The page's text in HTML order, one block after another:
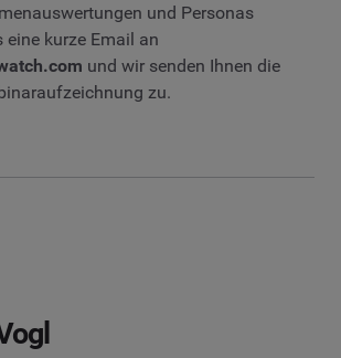
und Personas
eine kurze Email an
und wir senden Ihnen die
zu.